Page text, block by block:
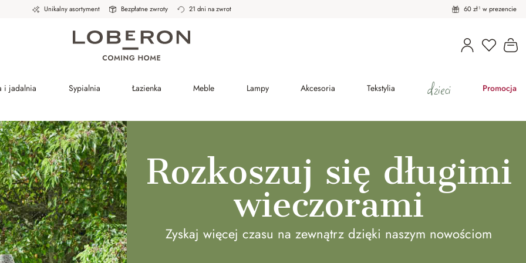
Unikalny asortyment Bezpłatne zwroty 21 dni na zwrot 60 zł¹ w prezencie
Masz
i jadalnia Sypialnia Łazienka Meble Lampy Akcesoria Tekstylia dzieci Promocja
Rozkoszuj się długimi
wieczorami
Zyskaj więcej czasu na zewnątrz dzięki naszym nowościom